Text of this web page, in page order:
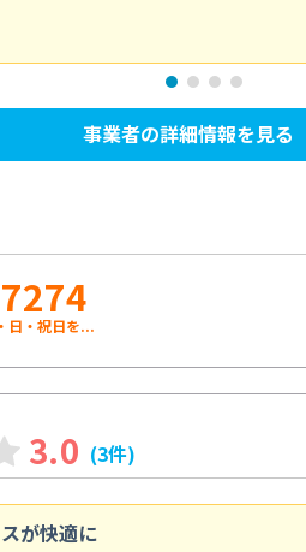
事業者の詳細情報を見る
日・祝日を...
3.0 (3件)
が快適に